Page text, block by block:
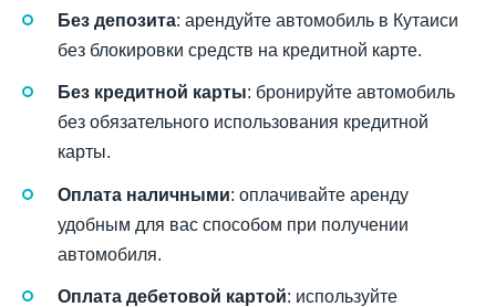
Без депозита: арендуйте автомобиль в Кутаиси
без блокировки средств на кредитной карте.
Без кредитной карты: бронируйте автомобиль
без обязательного использования кредитной
карты.
Оплата наличными: оплачивайте аренду
удобным для вас способом при получении
автомобиля.
Оплата дебетовой картой: используйте